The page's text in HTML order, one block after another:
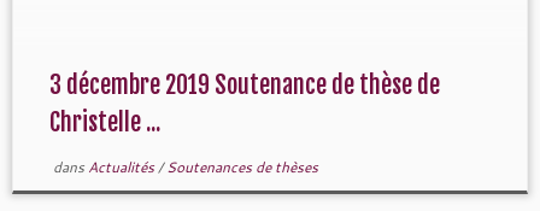
3 décembre 2019 Soutenance de thèse de
Christelle ...
dans Actualités/Soutenances de thèses